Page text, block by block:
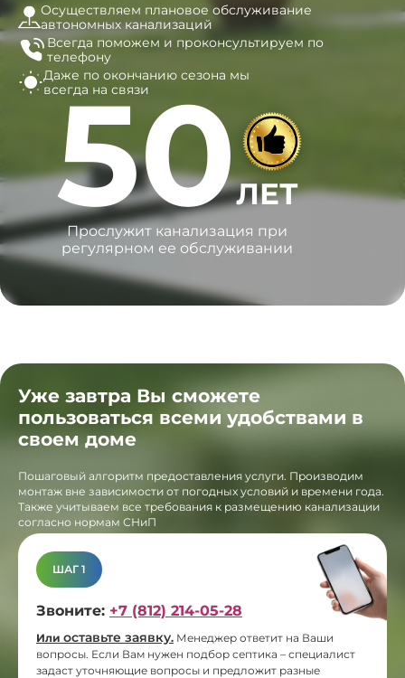
Осуществляем плановое обслуживание
автономных канализаций
Всегда поможем и проконсультируем по
телефону
Даже по окончанию сезона мы
всегда на связи
50ЛЕТ
Прослужит канализация при
регулярном ее обслуживании
Уже завтра Вы сможете
пользоваться всеми удобствами в
своем доме
Пошаговый алгоритм предоставления услуги. Производим
монтаж вне зависимости от погодных условий и времени года.
Также учитываем все требования к размещению канализации
согласно нормам СНиП
ШАГ 1
Звоните: +7 (812) 214-05-28
Или оставьте заявку. Менеджер ответит на Ваши
вопросы. Если Вам нужен подбор септика – специалист
задаст уточняющие вопросы и предложит разные